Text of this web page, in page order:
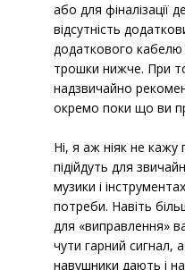
або для фіналізації
відсутність
додаткового кабелю
трошки нижче. При
надзвичайно
окремо поки що ви
Ні, я аж ніяк не
підійдуть для
музики і
потреби. Навіть
для «виправлення»
чути гарний сигнал,
навушники дають і